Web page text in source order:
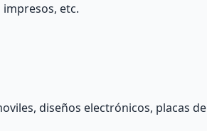
etc.
diseños electrónicos, placas de